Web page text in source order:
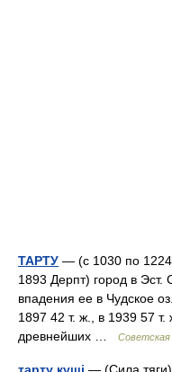
ТАРТУ — (с 1030 по
1893 Дерпт) город в
впадения ее в Чудское
1897 42 т. ж., в 1939 57
древнейших …
Советская